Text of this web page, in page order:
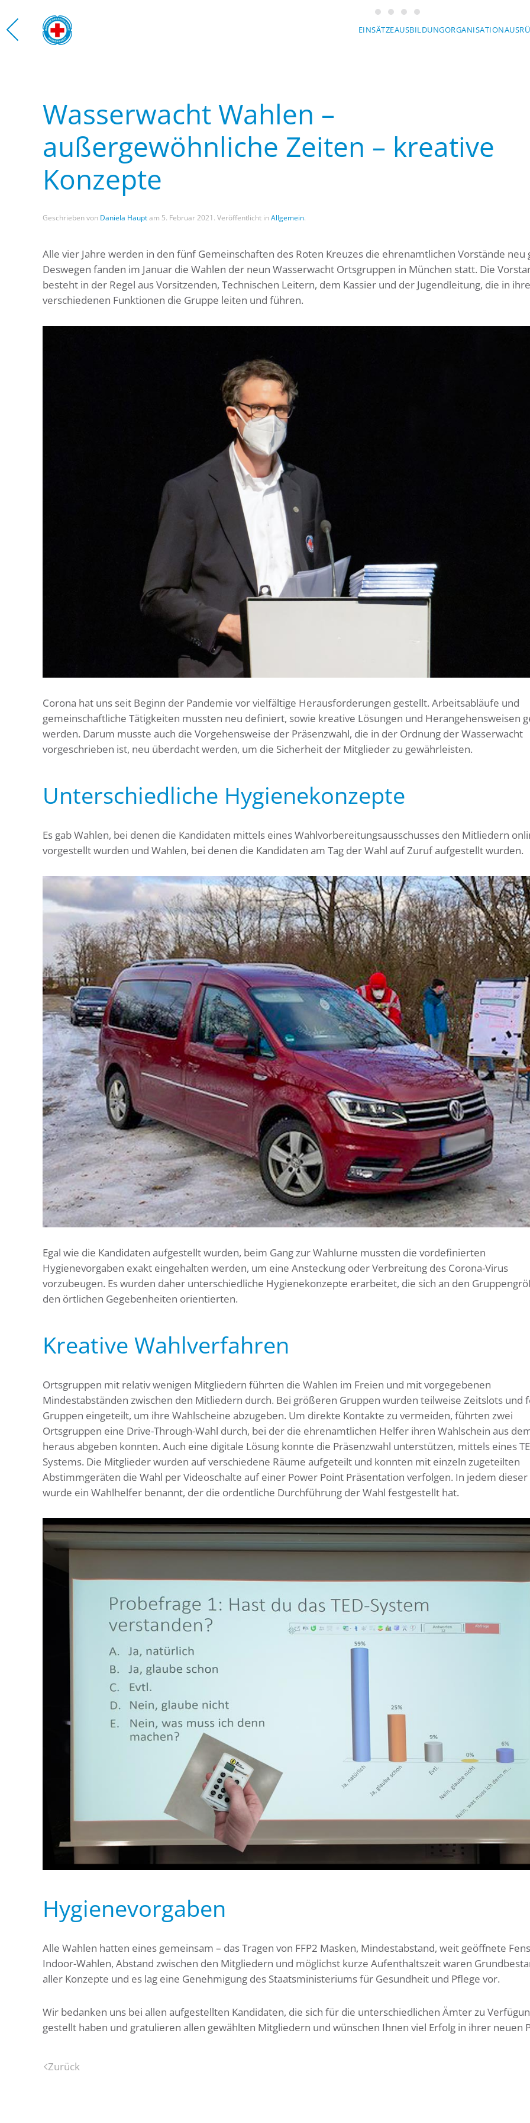
Zum Hauptinhalt springen EINSÄTZEAUSBILDUNGORGANISATION
Mit Sicherheit am Wasser
Wasserwacht München
Wasserwacht München
Wasserwacht München
Wasserwacht Wahlen –
außergewöhnliche Zeiten – kreative
Konzepte
Geschrieben von Daniela Hauptam 5. Februar 2021 . Veröffentlicht inAllgemein.
Alle vier Jahre werden in den fünf Gemeinschaften des Roten Kreuzes die ehrenamtlichen Vorstände neu
Deswegen fanden im Januar die Wahlen der neun Wasserwacht Ortsgruppen in München statt. Die
besteht in der Regel aus Vorsitzenden, Technischen Leitern, dem Kassier und der Jugendleitung, die in
verschiedenen Funktionen die Gruppe leiten und führen.
Corona hat uns seit Beginn der Pandemie vor vielfältige Herausforderungen gestellt. Arbeitsabläufe und
gemeinschaftliche Tätigkeiten mussten neu definiert, sowie kreative Lösungen und Herangehensweisen
werden. Darum musste auch die Vorgehensweise der Präsenzwahl, die in der Ordnung der Wasserwacht
vorgeschrieben ist, neu überdacht werden, um die Sicherheit der Mitglieder zu gewährleisten.
Unterschiedliche Hygienekonzepte
Es gab Wahlen, bei denen die Kandidaten mittels eines Wahlvorbereitungsausschusses den Mitliedern
vorgestellt wurden und Wahlen, bei denen die Kandidaten am Tag der Wahl auf Zuruf aufgestellt wurden.
Egal wie die Kandidaten aufgestellt wurden, beim Gang zur Wahlurne mussten die vordefinierten
Hygienevorgaben exakt eingehalten werden, um eine Ansteckung oder Verbreitung des Corona-Virus
vorzubeugen. Es wurden daher unterschiedliche Hygienekonzepte erarbeitet, die sich an den
den örtlichen Gegebenheiten orientierten.
Kreative Wahlverfahren
Ortsgruppen mit relativ wenigen Mitgliedern führten die Wahlen im Freien und mit vorgegebenen
Mindestabständen zwischen den Mitliedern durch. Bei größeren Gruppen wurden teilweise Zeitslots und
Gruppen eingeteilt, um ihre Wahlscheine abzugeben. Um direkte Kontakte zu vermeiden, führten zwei
Ortsgruppen eine Drive-Through-Wahl durch, bei der die ehrenamtlichen Helfer ihren Wahlschein aus
heraus abgeben konnten. Auch eine digitale Lösung konnte die Präsenzwahl unterstützen, mittels eines
Systems. Die Mitglieder wurden auf verschiedene Räume aufgeteilt und konnten mit einzeln zugeteilten
Abstimmgeräten die Wahl per Videoschalte auf einer Power Point Präsentation verfolgen. In jedem dieser
wurde ein Wahlhelfer benannt, der die ordentliche Durchführung der Wahl festgestellt hat.
Hygienevorgaben
Alle Wahlen hatten eines gemeinsam – das Tragen von FFP2 Masken, Mindestabstand, weit geöffnete
Indoor-Wahlen, Abstand zwischen den Mitgliedern und möglichst kurze Aufenthaltszeit waren
aller Konzepte und es lag eine Genehmigung des Staatsministeriums für Gesundheit und Pflege vor.
Wir bedanken uns bei allen aufgestellten Kandidaten, die sich für die unterschiedlichen Ämter zu
gestellt haben und gratulieren allen gewählten Mitgliedern und wünschen Ihnen viel Erfolg in ihrer neuen
Zurück